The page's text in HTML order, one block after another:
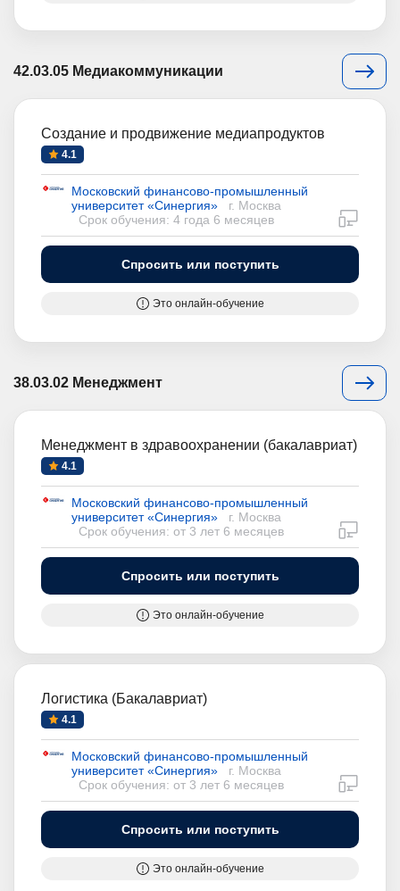
42.03.05 Медиакоммуникации
Создание и продвижение медиапродуктов
4.1
Московский финансово-промышленный
университет «Синергия»
г. Москва
Срок обучения: 4 года 6 месяцев
Спросить или поступить
Это онлайн-обучение
38.03.02 Менеджмент
Менеджмент в здравоохранении (бакалавриат)
4.1
Московский финансово-промышленный
университет «Синергия»
г. Москва
Срок обучения: от 3 лет 6 месяцев
Спросить или поступить
Это онлайн-обучение
Логистика (Бакалавриат)
4.1
Московский финансово-промышленный
университет «Синергия»
г. Москва
Срок обучения: от 3 лет 6 месяцев
Спросить или поступить
Это онлайн-обучение